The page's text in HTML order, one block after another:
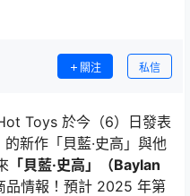
關注 私信
Toys 於今（6）日發表
新作「貝藍·史高」與他
「貝藍·史高」（Baylan
品情報！預計 2025 年第